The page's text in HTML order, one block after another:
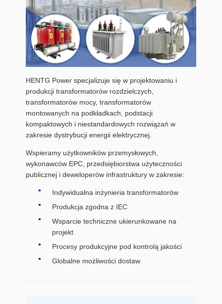
HENTG Power specjalizuje się w projektowaniu i
produkcji transformatorów rozdzielczych,
transformatorów mocy, transformatorów
montowanych na podkładkach, podstacji
kompaktowych i niestandardowych rozwiązań w
zakresie dystrybucji energii elektrycznej.
Wspieramy użytkowników przemysłowych,
wykonawców EPC, przedsiębiorstwa użyteczności
publicznej i deweloperów infrastruktury w zakresie:
Indywidualna inżynieria transformatorów
Produkcja zgodna z IEC
Wsparcie techniczne ukierunkowane na
projekt
Procesy produkcyjne pod kontrolą jakości
Globalne możliwości dostaw